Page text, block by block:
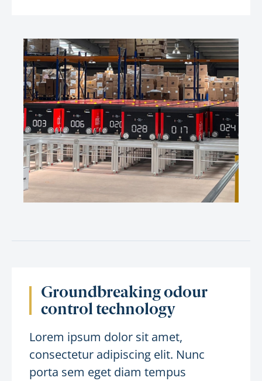
Groundbreaking odour
control technology
Lorem ipsum dolor sit amet,
consectetur adipiscing elit. Nunc
porta sem eget diam tempus